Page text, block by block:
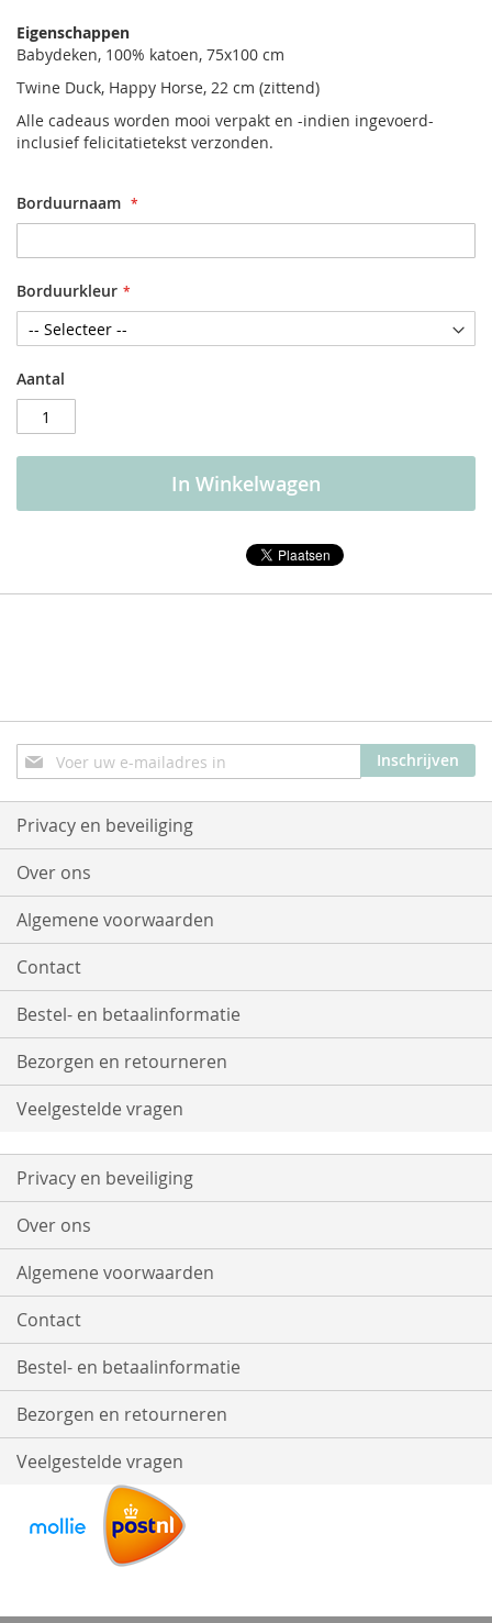
Eigenschappen
Babydeken, 100% katoen, 75x100 cm
Twine Duck, Happy Horse, 22 cm (zittend)
Alle cadeaus worden mooi verpakt en -indien ingevoerd-
inclusief felicitatietekst verzonden.
Borduurnaam
Borduurkleur
Aantal
In Winkelwagen
Abonneer
u
op
onze
nieuwsbrief
Inschrijven
Privacy en beveiliging
Over ons
Algemene voorwaarden
Contact
Bestel- en betaalinformatie
Bezorgen en retourneren
Veelgestelde vragen
Privacy en beveiliging
Over ons
Algemene voorwaarden
Contact
Bestel- en betaalinformatie
Bezorgen en retourneren
Veelgestelde vragen